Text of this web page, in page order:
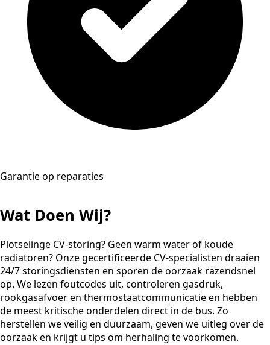
Garantie op reparaties
Wat Doen Wij?
Plotselinge CV-storing? Geen warm water of koude
radiatoren? Onze gecertificeerde CV-specialisten draaien
24/7 storingsdiensten en sporen de oorzaak razendsnel
op. We lezen foutcodes uit, controleren gasdruk,
rookgasafvoer en thermostaatcommunicatie en hebben
de meest kritische onderdelen direct in de bus. Zo
herstellen we veilig en duurzaam, geven we uitleg over de
oorzaak en krijgt u tips om herhaling te voorkomen.